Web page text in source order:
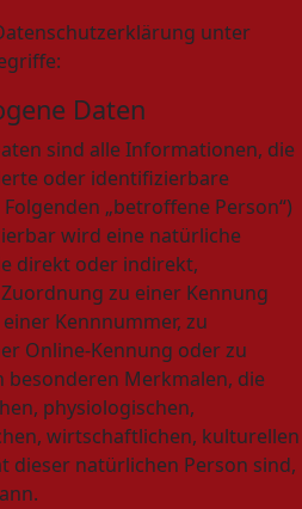
unter
Daten
sind alle Informationen, die
oder identifizierbare
„betroffene Person“)
wird eine natürliche
direkt oder indirekt,
zu einer Kennung
Kennnummer, zu
Online-Kennung oder zu
besonderen Merkmalen, die
physiologischen,
wirtschaftlichen, kulturellen
dieser natürlichen Person sind,